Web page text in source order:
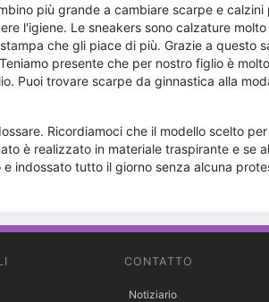
più grande a cambiare scarpe e calzini
l'igiene. Le sneakers sono calzature
che gli piace di più. Grazie a questo
presente che per nostro figlio è
Puoi trovare scarpe da ginnastica alla
Ricordiamoci che il modello scelto
è realizzato in materiale traspirante e se
indossato tutto il giorno senza alcuna
CONTATTO
Notiziario